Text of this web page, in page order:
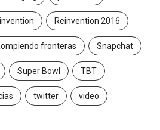
Reinvention 2016
fronteras Snapchat
Super Bowl TBT
twitter video